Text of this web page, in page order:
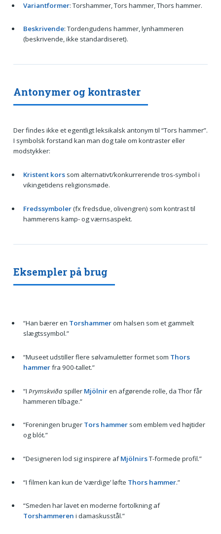
Variantformer: Torshammer, Tors hammer, Thors hammer.
Beskrivende: Tordengudens hammer, lynhammeren
(beskrivende, ikke standardiseret).
Antonymer og kontraster
Der findes ikke et egentligt leksikalsk antonym til “Tors hammer”.
I symbolsk forstand kan man dog tale om kontraster eller
modstykker:
Kristent korssom alternativt/konkurrerende tros-symbol i
vikingetidens religionsmøde.
Fredssymboler(fx fredsdue, olivengren) som kontrast til
hammerens kamp- og værnsaspekt.
Eksempler på brug
“Han bærer en Torshammerom halsen som et gammelt
slægtssymbol.”
“Museet udstiller flere sølvamuletter formet som Thors
hammerfra 900-tallet.”
“I Þrymskviðaspiller Mjölniren afgørende rolle, da Thor får
hammeren tilbage.”
“Foreningen bruger Tors hammersom emblem ved højtider
og blót.”
“Designeren lod sig inspirere afMjölnirsT-formede profil.”
“I filmen kan kun de ‘værdige’ løfte Thors hammer.”
“Smeden har lavet en moderne fortolkning af
Torshammeren i damaskusstål.”